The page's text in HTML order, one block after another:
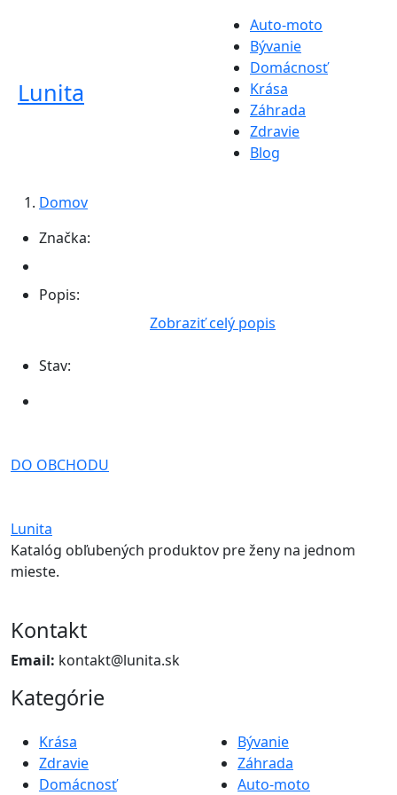
Lunita
Auto-moto
Bývanie
Domácnosť
Krása
Záhrada
Zdravie
Blog
Domov
Značka:
Popis:
Zobraziť celý popis
Stav:
DO OBCHODU
Lunita
Katalóg obľubených produktov pre ženy na jednom
mieste.
Kontakt
Email: kontakt@lunita.sk
Kategórie
Krása
Zdravie
Domácnosť
Bývanie
Záhrada
Auto-moto